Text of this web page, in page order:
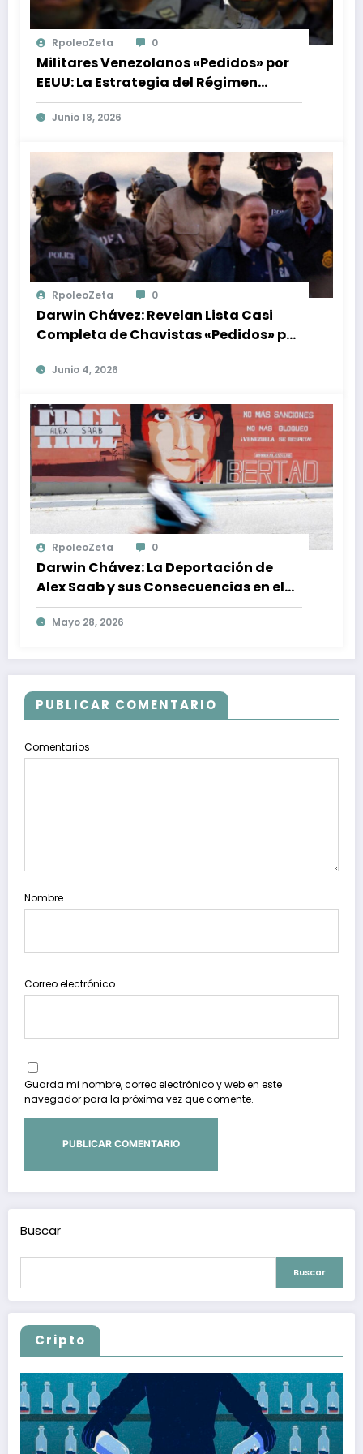
RpoleoZeta 0
Militares Venezolanos «Pedidos» por
EEUU: La Estrategia del Régimen
Chavista
Junio 18, 2026
RpoleoZeta 0
Darwin Chávez: Revelan Lista Casi
Completa de Chavistas «Pedidos» por
EEUU en Nueva Fase Política en
Venezuela
Junio 4, 2026
RpoleoZeta 0
Darwin Chávez: La Deportación de
Alex Saab y sus Consecuencias en el
Poder Chavista
Mayo 28, 2026
PUBLICAR COMENTARIO
Comentarios
Nombre
Correo electrónico
Guarda mi nombre, correo electrónico y web en este
navegador para la próxima vez que comente.
Buscar
Buscar
Cripto